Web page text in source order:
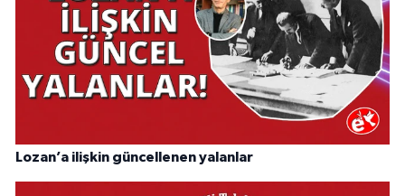
Lozan’a ilişkin güncellenen yalanlar